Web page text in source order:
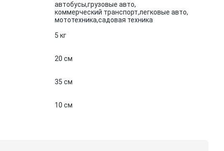
автобусы,грузовые авто,
коммерческий транспорт,легковые авто,
мототехника,садовая техника
5 кг
20 см
35 см
10 см